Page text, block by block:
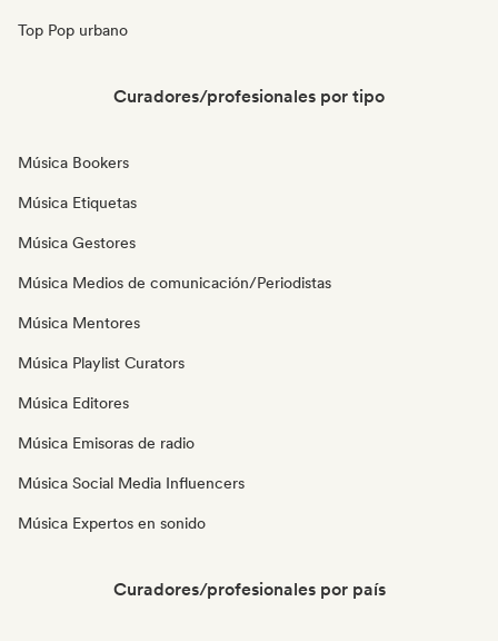
Top Pop urbano
Curadores/profesionales por tipo
Música Bookers
Música Etiquetas
Música Gestores
Música Medios de comunicación/Periodistas
Música Mentores
Música Playlist Curators
Música Editores
Música Emisoras de radio
Música Social Media Influencers
Música Expertos en sonido
Curadores/profesionales por país